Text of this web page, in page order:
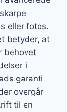
eller fotos.
betyder, at
behovet
i
garanti
overgår
til en